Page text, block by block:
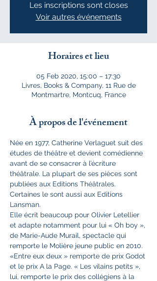
Les inscriptions sont closes
Voir autres événements
Horaires et lieu
05 Feb 2020, 15:00 – 17:30
Livres, Books & Company, 11 Rue de
Montmartre, Montcuq, France
À propos de l'événement
Née en 1977, Catherine Verlaguet suit des
études de théâtre et devient comédienne
avant de se consacrer à l’écriture
théâtrale. La plupart de ses pièces sont
publiées aux Editions Théâtrales.
Certaines le sont aussi aux Editions
Lansman.
Elle écrit beaucoup pour Olivier Letellier
et adapte notamment pour lui « Oh boy »,
de Marie-Aude Murail, spectacle qui
remporte le Molière jeune public en 2010.
«Entre eux deux » remporte de prix Godot
et le prix A la Page. « Les vilains petits »,
lui, remporte le prix des collégiens à la